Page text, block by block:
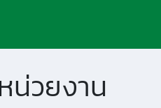
น่วยงาน